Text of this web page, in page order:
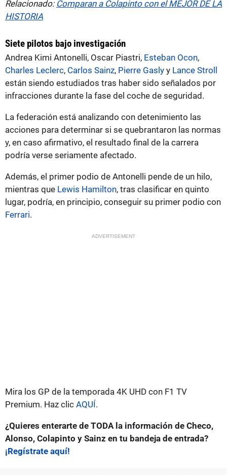
Relacionado: Comparan a Colapinto con el MEJOR DE LA
HISTORIA
Siete pilotos bajo investigación
Andrea Kimi Antonelli, Oscar Piastri, Esteban Ocon,
Charles Leclerc, Carlos Sainz, Pierre Gasly y Lance Stroll
están siendo estudiados tras haber sido señalados por
infracciones durante la fase del coche de seguridad.
La federación está analizando con detenimiento las
acciones para determinar si se quebrantaron las normas
y, en caso afirmativo, el resultado final de la carrera
podría verse seriamente afectado.
Además, el primer podio de Antonelli pende de un hilo,
mientras que Lewis Hamilton, tras clasificar en quinto
lugar, podría, en principio, conseguir su primer podio con
Ferrari.
ADVERTISEMENT
Mira los GP de la temporada 4K UHD con F1 TV
Premium. Haz clic AQUÍ.
¿Quieres enterarte de TODA la información de Checo,
Alonso, Colapinto y Sainz en tu bandeja de entrada?
¡Regístrate aquí!